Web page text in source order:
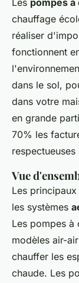
Les pompes à
chauffage
réaliser
fonctionnent
dans le sol,
dans votre
en grande
70% les
Vue
Les
les systèmes
Les pompes à
modèles air-
chauffer les
chaude. Les